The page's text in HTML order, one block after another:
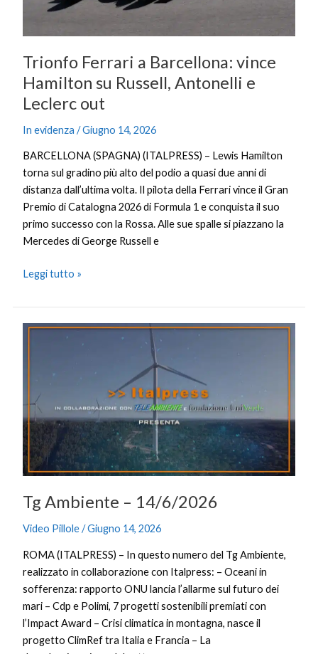
Trionfo Ferrari a Barcellona: vince
Hamilton su Russell, Antonelli e
Leclerc out
In evidenza /Giugno 14, 2026
BARCELLONA (SPAGNA) (ITALPRESS) – Lewis Hamilton
torna sul gradino più alto del podio a quasi due anni di
distanza dall’ultima volta. Il pilota della Ferrari vince il Gran
Premio di Catalogna 2026 di Formula 1 e conquista il suo
primo successo con la Rossa. Alle sue spalle si piazzano la
Mercedes di George Russell e
Antonelli
Leclerc
out
Leggi tutto »
Tg Ambiente – 14/6/2026
Video Pillole/Giugno 14, 2026
ROMA (ITALPRESS) – In questo numero del Tg Ambiente,
realizzato in collaborazione con Italpress: – Oceani in
sofferenza: rapporto ONU lancia l’allarme sul futuro dei
mari – Cdp e Polimi, 7 progetti sostenibili premiati con
l’Impact Award – Crisi climatica in montagna, nasce il
progetto ClimRef tra Italia e Francia – La
Tg